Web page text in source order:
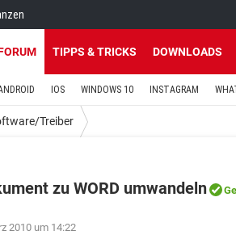
TIPPS & TRICKS DOWNLOADS
IOS WINDOWS 10 INSTAGRAM
Treiber
zu WORD umwandeln
2010 um 14:22